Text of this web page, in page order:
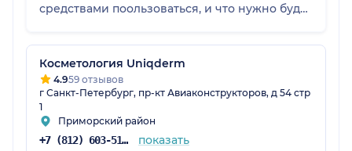
средствами поользоваться, и что нужно будет
Самофеева Сергея Васильевича, мне очень
понравилось. Обязательно приду снова и
смело рекомендую!
Косметология Uniqderm
4.959 отзывов
г Санкт-Петербург, пр-кт Авиаконструкторов, д 54 стр
1
Приморский район
+7 (812) 603-51-12 показать